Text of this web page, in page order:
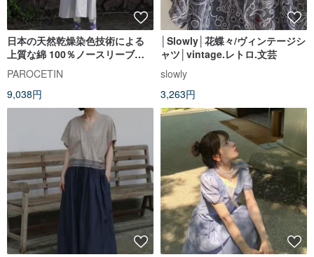
日本の天然乾燥染色技術による
上質な綿 100％ノースリーブフ
ェイクツーピースセットワンピ
ース
PAROCETIN
9,038円
│Slowly│花蝶々/ヴィンテージシ
ャツ│vintage.レトロ.文芸
slowly
3,263円